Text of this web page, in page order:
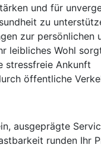
und für
zu
zur persönlichen
leibliches Wohl
stressfreie Ankunft
öffentliche
ausgeprägte
runden Ihr